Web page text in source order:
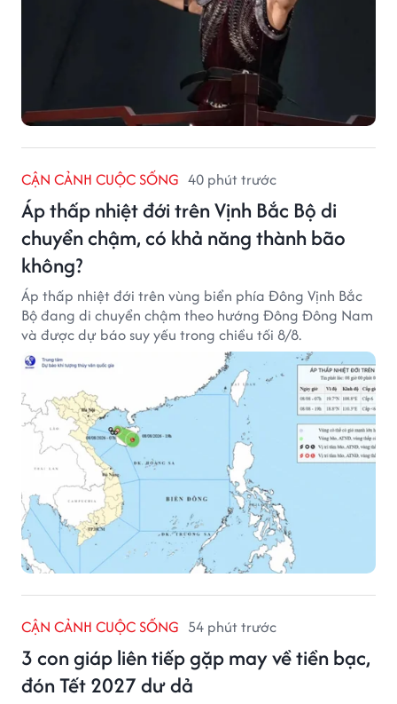
CẬN CẢNH CUỘC SỐNG 40 phút trước
Áp thấp nhiệt đới trên Vịnh Bắc Bộ di
chuyển chậm, có khả năng thành bão
không?
Áp thấp nhiệt đới trên vùng biển phía Đông Vịnh Bắc
Bộ đang di chuyển chậm theo hướng Đông Đông Nam
và được dự báo suy yếu trong chiều tối 8/8.
CẬN CẢNH CUỘC SỐNG 54 phút trước
3 con giáp liên tiếp gặp may về tiền bạc,
đón Tết 2027 dư dả